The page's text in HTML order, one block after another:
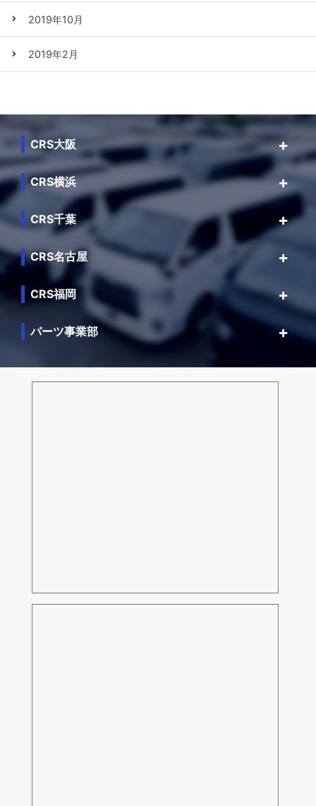
2019年10月
2019年2月
CRS大阪
CRS横浜
CRS千葉
CRS名古屋
CRS福岡
パーツ事業部